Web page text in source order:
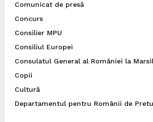
Comunicat de presă
Concurs
Consilier MPU
Consiliul Europei
Consulatul General al României la
Copii
Cultură
Departamentul pentru Românii de